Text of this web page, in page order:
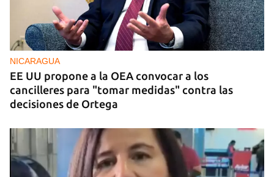
FOTO DEL DÍA
Un litro de aceite cuesta ya más de dos salarios
mínimos
NICARAGUA
EE UU propone a la OEA convocar a los
cancilleres para "tomar medidas" contra las
decisiones de Ortega